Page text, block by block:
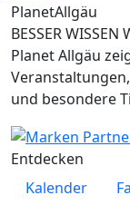
PlanetAllgäu
BESSER WISSEN
Planet Allgäu
und besondere
Entdecken
Kalender